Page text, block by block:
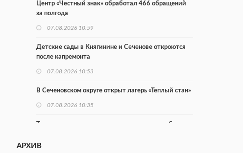
Центр «Честный знак» обработал 466 обращений
за полгода
07.08.2026 10:59
Детские сады в Княгинине и Сеченове откроются
после капремонта
07.08.2026 10:53
В Сеченовском округе открыт лагерь «Теплый стан»
07.08.2026 10:35
Тульские мастера и сегодня куют славу и доблесть
АРХИВ